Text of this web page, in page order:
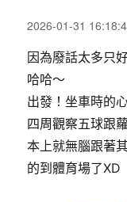
因為廢話太多只
哈哈～
出發！坐車時的
四周觀察五球跟
本上就無腦跟著
的到體育場了XD
發
日
期:
2026-01-31